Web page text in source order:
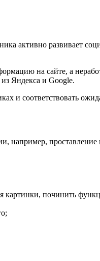
активно развивает
на сайте, а
Яндекса и Google.
и соответствовать
например,
починить